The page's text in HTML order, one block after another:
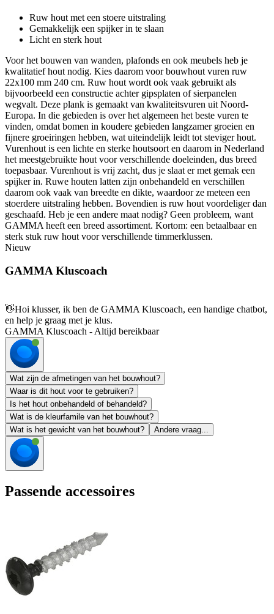
Ruw hout met een stoere uitstraling
Gemakkelijk een spijker in te slaan
Licht en sterk hout
Voor het bouwen van wanden, plafonds en ook meubels heb je
kwalitatief hout nodig. Kies daarom voor bouwhout vuren ruw
22x100 mm 240 cm. Ruw hout wordt ook vaak gebruikt als
bijvoorbeeld een constructie achter gipsplaten of sierpanelen
wegvalt. Deze plank is gemaakt van kwaliteitsvuren uit Noord-
Europa. In die gebieden is over het algemeen het beste vuren te
vinden, omdat bomen in koudere gebieden langzamer groeien en
fijnere groeiringen hebben, wat uiteindelijk leidt tot steviger hout.
Vurenhout is een lichte en sterke houtsoort en daarom in Nederland
het meestgebruikte hout voor verschillende doeleinden, dus breed
toepasbaar. Vurenhout is vrij zacht, dus je slaat er met gemak een
spijker in. Ruwe houten latten zijn onbehandeld en verschillen
daarom ook vaak van breedte en dikte, waardoor ze meteen een
stoerdere uitstraling hebben. Bovendien is ruw hout voordeliger dan
geschaafd. Heb je een andere maat nodig? Geen probleem, want
GAMMA heeft een breed assortiment. Kortom: een betaalbaar en
sterk stuk ruw hout voor verschillende timmerklussen.
Nieuw
GAMMA Kluscoach
👋Hoi klusser, ik ben de GAMMA Kluscoach, een handige chatbot,
en help je graag met je klus.
GAMMA Kluscoach - Altijd bereikbaar
Wat zijn de afmetingen van het bouwhout?
Waar is dit hout voor te gebruiken?
Is het hout onbehandeld of behandeld?
Wat is de kleurfamile van het bouwhout?
Wat is het gewicht van het bouwhout?
Andere vraag...
Passende accessoires